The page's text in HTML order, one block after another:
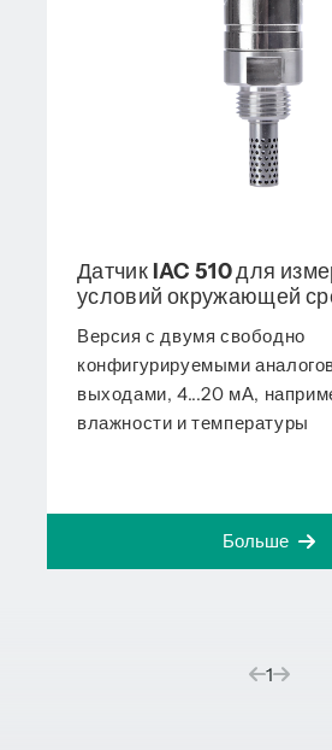
Датчик IAC 510 для
условий окружающей
Версия с двумя свободно
конфигурируемыми
выходами, 4...20 мА,
влажности и температуры
Больше
1